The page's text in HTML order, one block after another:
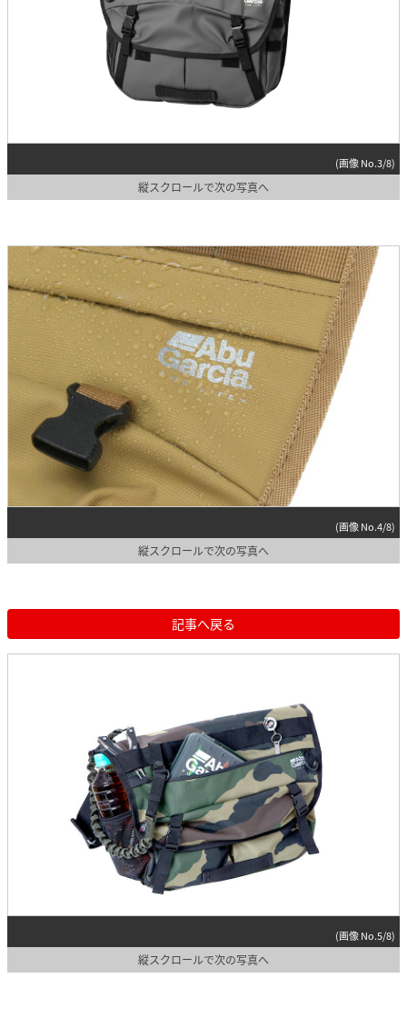
(画像 No.3/8)
縦スクロールで次の写真へ
(画像 No.4/8)
縦スクロールで次の写真へ
記事へ戻る
(画像 No.5/8)
縦スクロールで次の写真へ